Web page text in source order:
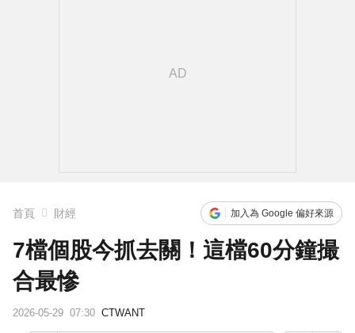
首頁 財經 加入為 Google 偏好來源
7檔個股今抓去關！這檔60分鐘撮
合最慘
2026-05-29 07:30 CTWANT